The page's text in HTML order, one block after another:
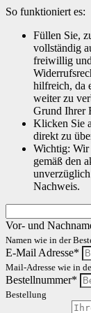
So funktioniert es:
Füllen Sie,
vollständig
freiwillig
hilfreich, da
weiter zu
Grund Ihrer
Klicken Sie
direkt zu
Wichtig: Wir
gemäß den
Nachweis.
Vor- und
Namen wie in der
E-Mail Adresse*
Mail-Adresse wie in
Bestellnummer*
Bestellung